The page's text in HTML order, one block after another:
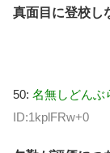
真面目に登校し
50: 名無しどんぶ
ID:1kplFRw+0